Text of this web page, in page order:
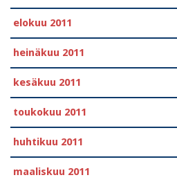
elokuu 2011
heinäkuu 2011
kesäkuu 2011
toukokuu 2011
huhtikuu 2011
maaliskuu 2011